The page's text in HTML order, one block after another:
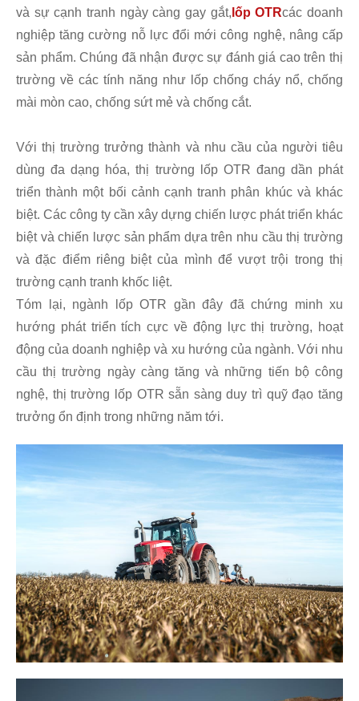
và sự cạnh tranh ngày càng gay gắt, lốp OTRcác doanh
nghiệp tăng cường nỗ lực đổi mới công nghệ, nâng cấp
sản phẩm. Chúng đã nhận được sự đánh giá cao trên thị
trường về các tính năng như lốp chống cháy nổ, chống
mài mòn cao, chống sứt mẻ và chống cắt.
Với thị trường trưởng thành và nhu cầu của người tiêu
dùng đa dạng hóa, thị trường lốp OTR đang dần phát
triển thành một bối cảnh cạnh tranh phân khúc và khác
biệt. Các công ty cần xây dựng chiến lược phát triển khác
biệt và chiến lược sản phẩm dựa trên nhu cầu thị trường
và đặc điểm riêng biệt của mình để vượt trội trong thị
trường cạnh tranh khốc liệt.
Tóm lại, ngành lốp OTR gần đây đã chứng minh xu
hướng phát triển tích cực về động lực thị trường, hoạt
động của doanh nghiệp và xu hướng của ngành. Với nhu
cầu thị trường ngày càng tăng và những tiến bộ công
nghệ, thị trường lốp OTR sẵn sàng duy trì quỹ đạo tăng
trưởng ổn định trong những năm tới.